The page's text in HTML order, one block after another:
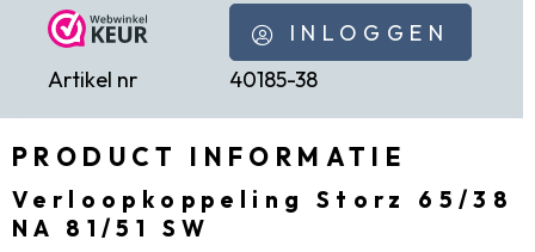
INLOGGEN
Artikel nr
40185-38
PRODUCT INFORMATIE
Verloopkoppeling Storz 65/38
NA 81/51 SW